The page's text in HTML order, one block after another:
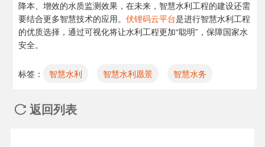
降本、增效的水质监测效果，在未来，智慧水利工程的建设还需
要结合更多智慧技术的应用。 伏锂码云平台是进行智慧水利工程
的优质选择，通过可视化将让水利工程更加“聪明”，保障国家水
安全。
标签： 智慧水利 智慧水利愿景 智慧水务
 返回列表